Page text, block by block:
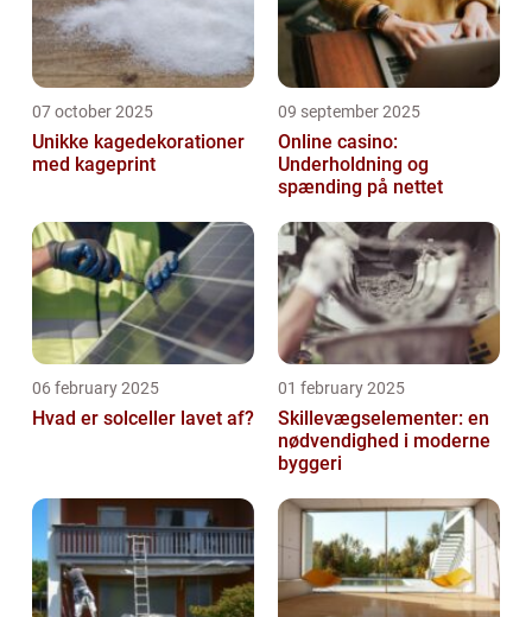
07 october 2025
Unikke kagedekorationer
med kageprint
09 september 2025
Online casino:
Underholdning og
spænding på nettet
06 february 2025
Hvad er solceller lavet af?
01 february 2025
Skillevægselementer: en
nødvendighed i moderne
byggeri